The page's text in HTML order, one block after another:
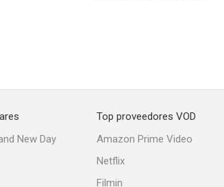
New Day
Top proveedores VOD
Amazon Prime Video
Netflix
Filmin